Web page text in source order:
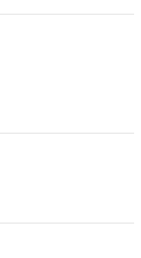
5 hvězdiček.
5 hvězdiček.